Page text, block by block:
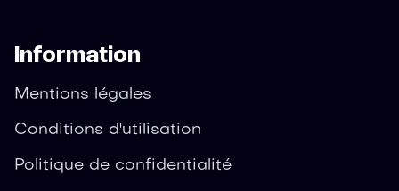
Information
Mentions légales
Conditions d'utilisation
Politique de confidentialité